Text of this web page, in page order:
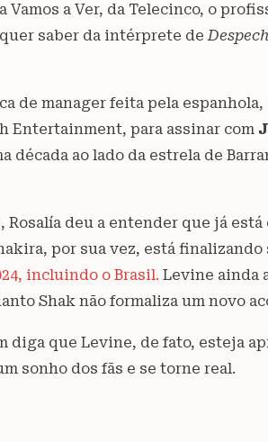
Vamos a Ver, da Telecinco, o
quer saber da intérprete de
de manager feita pela
Entertainment, para assinar com
década ao lado da estrela de
Rosalía deu a entender que já
por sua vez, está finalizando
incluindo o Brasil. Levine ainda
Shak não formaliza um novo
diga que Levine, de fato, esteja
sonho dos fãs e se torne real.